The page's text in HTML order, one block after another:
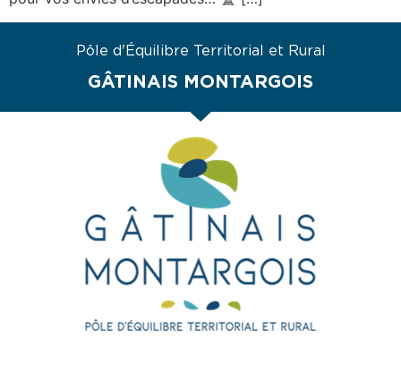
Pôle d'Équilibre Territorial et Rural
GÂTINAIS MONTARGOIS